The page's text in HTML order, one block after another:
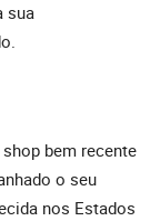
sua
bem recente
o seu
nos Estados